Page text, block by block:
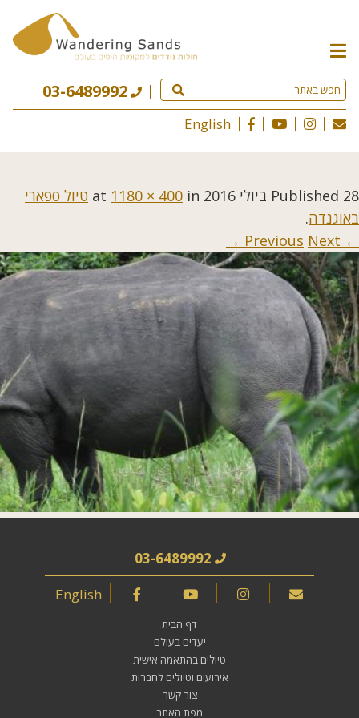
תפריט
האתר
03-6489992
English
Published 28 ביולי 2016 1180 × 400 in
טיול ספארי
באוגנדה.
← Previous
Next →
03-6489992
English
דף הבית
יעדים בעולם
טיולים בהתאמה אישית
אירועים וטיולים לחברות
צור קשר
מפת האתר